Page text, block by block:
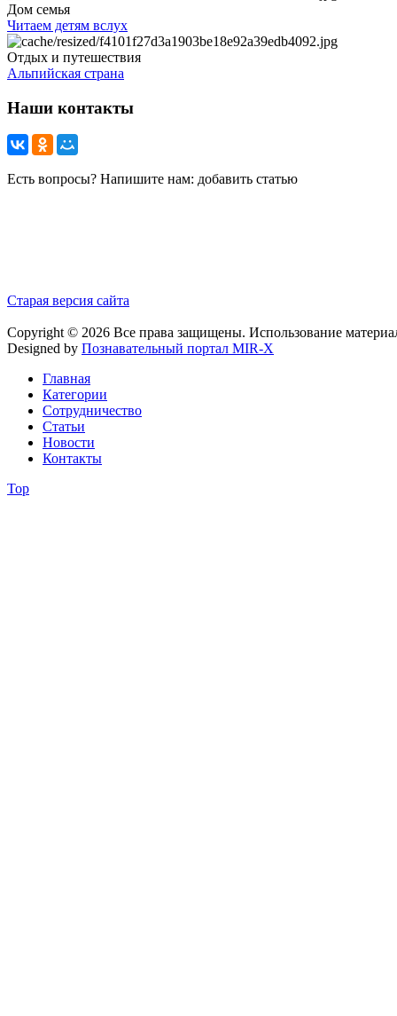
Дом семья
Читаем детям вслух
Отдых и путешествия
Альпийская страна
Наши контакты
Есть вопросы? Напишите нам: добавить статью
Старая версия сайта
Copyright © 2026 Все права защищены. Использование
Designed by Познавательный портал MIR-X
Главная
Категории
Сотрудничество
Статьи
Новости
Контакты
Top